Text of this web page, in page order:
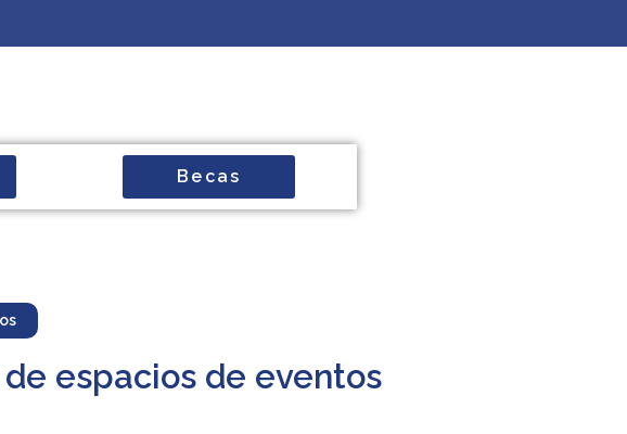
Becas
espacios de eventos